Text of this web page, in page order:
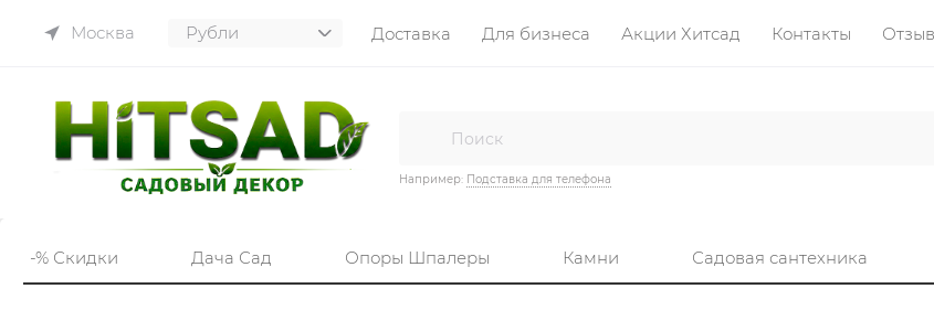
Москва Доставка Для бизнеса Акции Хитсад Контакты
Например: Подставка для телефона
-% Скидки Дача Сад Опоры Шпалеры Камни Садовая сантехника